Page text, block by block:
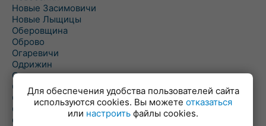
Новые Засимовичи
Новые Лыщицы
Оберовщина
Оброво
Огаревичи
Одрижин
Оздамичи
Озяты
Олтуш
Ольманы
Ольпень
Для обеспечения удобства пользователей сайта
используются cookies. Вы можете отказаться
или настроить файлы cookies.